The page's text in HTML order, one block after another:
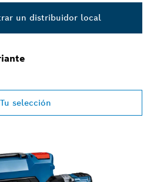
un distribuidor local
Tu selección